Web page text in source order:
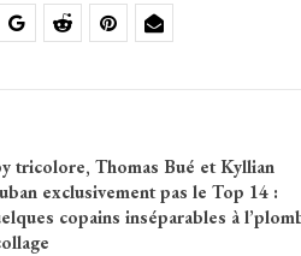
tricolore, Thomas Bué et Kyllian
exclusivement pas le Top 14 :
copains inséparables à